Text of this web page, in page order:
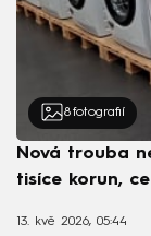
8 fotografií
Nová trouba
tisíce korun,
13. kvě 2026, 05:44